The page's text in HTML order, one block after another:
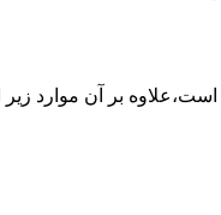
بر آن موارد